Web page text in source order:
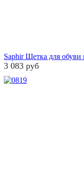
Saphir Щетка для обуви
3 083 руб